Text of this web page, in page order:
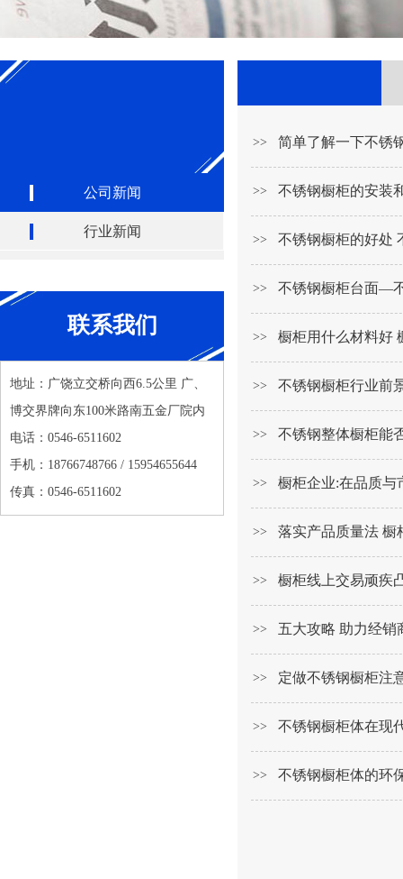
公司新闻
行业新闻
联系我们
地址：广饶立交桥向西6.5公里 广、
博交界牌向东100米路南五金厂院内
电话：0546-6511602
手机：18766748766 / 15954655644
传真：0546-6511602
>> 简单了解一下不锈
>> 不锈钢橱柜的安装
>> 不锈钢橱柜的好处
>> 不锈钢橱柜台面—
>> 橱柜用什么材料好
>> 不锈钢橱柜行业前
>> 不锈钢整体橱柜能
>> 橱柜企业:在品质与
>> 落实产品质量法 橱
>> 橱柜线上交易顽疾
>> 五大攻略 助力经销
>> 定做不锈钢橱柜注
>> 不锈钢橱柜体在现
>> 不锈钢橱柜体的环